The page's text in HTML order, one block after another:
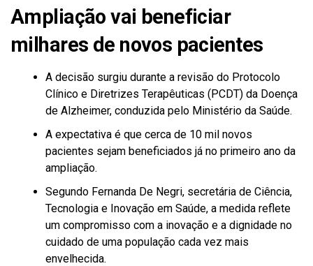
Ampliação vai beneficiar
milhares de novos pacientes
A decisão surgiu durante a revisão do Protocolo
Clínico e Diretrizes Terapêuticas (PCDT) da Doença
de Alzheimer, conduzida pelo Ministério da Saúde.
A expectativa é que cerca de 10 mil novos
pacientes sejam beneficiados já no primeiro ano da
ampliação.
Segundo Fernanda De Negri, secretária de Ciência,
Tecnologia e Inovação em Saúde, a medida reflete
um compromisso com a inovação e a dignidade no
cuidado de uma população cada vez mais
envelhecida.